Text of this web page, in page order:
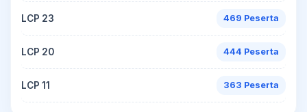
LCP 23 469 Peserta
LCP 20 444 Peserta
LCP 11 363 Peserta